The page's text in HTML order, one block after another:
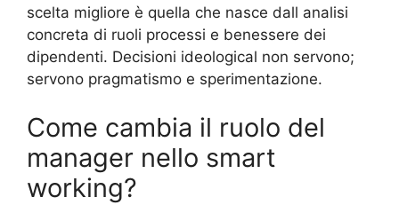
scelta migliore è quella che nasce dall analisi
concreta di ruoli processi e benessere dei
dipendenti. Decisioni ideological non servono;
servono pragmatismo e sperimentazione.
Come cambia il ruolo del
manager nello smart
working?